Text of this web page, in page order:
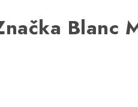
Blanc